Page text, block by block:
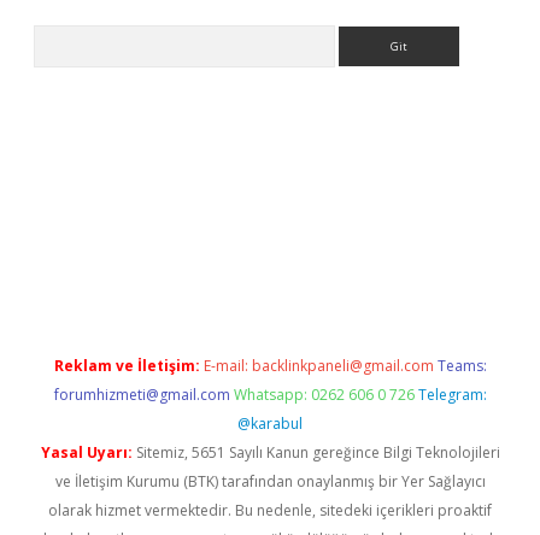
Reklam ve İletişim: E-mail: backlinkpaneli@gmail.com Teams:
forumhizmeti@gmail.com Whatsapp: 0262 606 0 726 Telegram:
@karabul
Yasal Uyarı: Sitemiz, 5651 Sayılı Kanun gereğince Bilgi Teknolojileri
ve İletişim Kurumu (BTK) tarafından onaylanmış bir Yer Sağlayıcı
olarak hizmet vermektedir. Bu nedenle, sitedeki içerikleri proaktif